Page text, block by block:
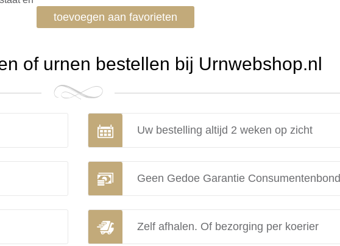
toevoegen aan favorieten
of urnen bestellen bij Urnwebshop.nl
Uw bestelling altijd 2 weken op zicht
Geen Gedoe Garantie Consumentenbond
Zelf afhalen. Of bezorging per koerier